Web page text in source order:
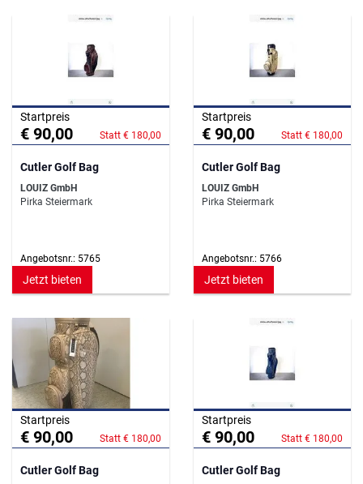
Startpreis
€ 90,00 Statt € 180,00
Cutler Golf Bag
LOUIZ GmbH
Pirka Steiermark
Angebotsnr.: 5765
Jetzt bieten
Startpreis
€ 90,00 Statt € 180,00
Cutler Golf Bag
LOUIZ GmbH
Pirka Steiermark
Angebotsnr.: 5766
Jetzt bieten
Startpreis
€ 90,00 Statt € 180,00
Cutler Golf Bag
Startpreis
€ 90,00 Statt € 180,00
Cutler Golf Bag